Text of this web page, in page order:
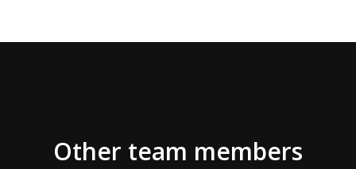
Other team members